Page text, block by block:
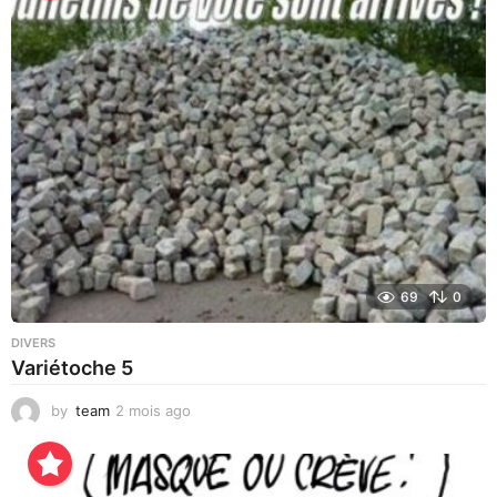
r
s
a
g
o
69 0
DIVERS
Variétoche 5
by team 2 mois ago
e
m